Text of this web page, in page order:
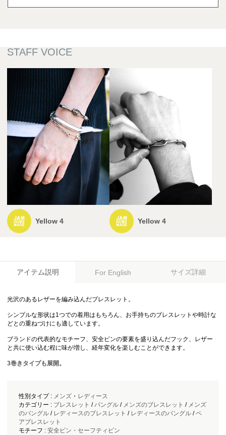
Yellow 4 Yellow 4
アイテム説明 For English サイズ詳細
光沢のあるレザーを編み込んだブレスレット。
シンプルな形状は1つでの着用はもちろん、お手持ちのブレスレットや時計な
どとの重ねづけにも適しています。
ブランドの代表的なモチーフ、安全ピンの要素を盛り込んだフック、レザー
と共に使い込む程に味が増し、経年変化を楽しむことができます。
3巻きタイプも展開。
性別タイプ : メンズ・ レディース
カテゴリー : ブレスレット / バングル/ メンズのブレスレット / メンズ
のバングル/ レディースのブレスレット / レディースのバングル/ペ
アブレスレット
モチーフ : 安全ピン・セーフティピン